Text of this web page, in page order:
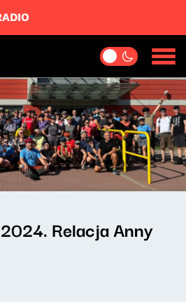
Relacja Anny